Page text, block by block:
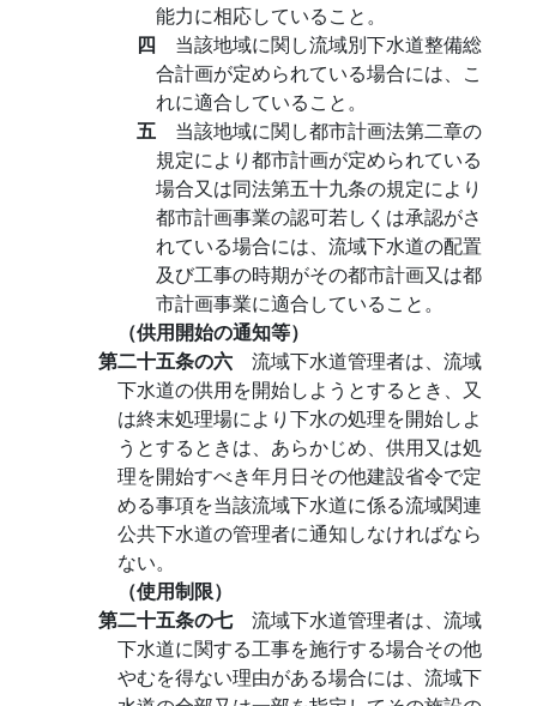
能力に相応していること。
四 当該地域に関し流域別下水道整備総
合計画が定められている場合には、こ
れに適合していること。
五 当該地域に関し都市計画法第二章の
規定により都市計画が定められている
場合又は同法第五十九条の規定により
都市計画事業の認可若しくは承認がさ
れている場合には、流域下水道の配置
及び工事の時期がその都市計画又は都
市計画事業に適合していること。
（供用開始の通知等）
第二十五条の六 流域下水道管理者は、流域
下水道の供用を開始しようとするとき、又
は終末処理場により下水の処理を開始しよ
うとするときは、あらかじめ、供用又は処
理を開始すべき年月日その他建設省令で定
める事項を当該流域下水道に係る流域関連
公共下水道の管理者に通知しなければなら
ない。
（使用制限）
第二十五条の七 流域下水道管理者は、流域
下水道に関する工事を施行する場合その他
やむを得ない理由がある場合には、流域下